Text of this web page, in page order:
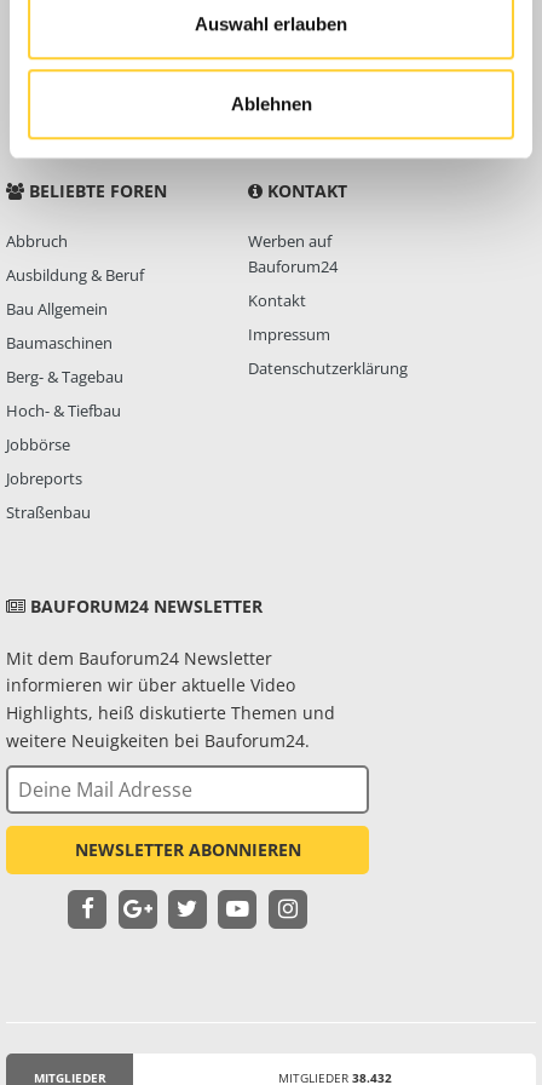
Auswahl erlauben
Ablehnen
Anleitungen
FAQ
Community Regeln
BELIEBTE FOREN
Abbruch
Ausbildung & Beruf
Bau Allgemein
Baumaschinen
Berg- & Tagebau
Hoch- & Tiefbau
Jobbörse
Jobreports
Straßenbau
KONTAKT
Werben auf
Bauforum24
Kontakt
Impressum
Datenschutzerklärung
BAUFORUM24 NEWSLETTER
Mit dem Bauforum24 Newsletter
informieren wir über aktuelle Video
Highlights, heiß diskutierte Themen und
weitere Neuigkeiten bei Bauforum24.
NEWSLETTER ABONNIEREN
MITGLIEDER MITGLIEDER 38.432